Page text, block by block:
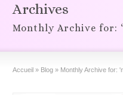
Archives
Monthly Archive for:
Accueil » Blog » Monthly Archive for: